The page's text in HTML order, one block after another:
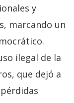
y
marcando un
ilegal de la
que dejó a